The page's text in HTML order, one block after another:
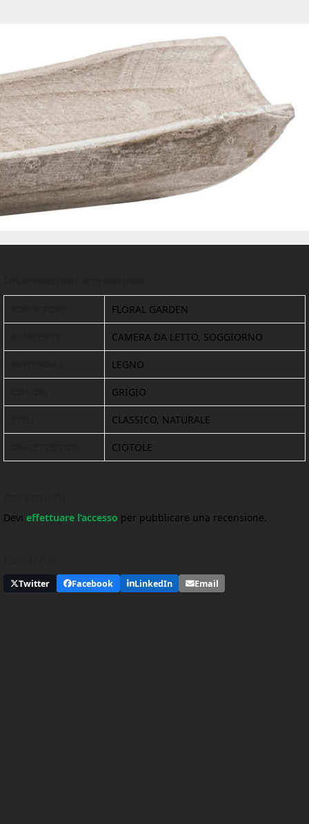
FLORAL GARDEN
CAMERA DA LETTO, SOGGIORNO
LEGNO
GRIGIO
CLASSICO, NATURALE
CIOTOLE
Devi effettuare l’accesso per pubblicare una recensione.
Twitter Facebook LinkedIn Email